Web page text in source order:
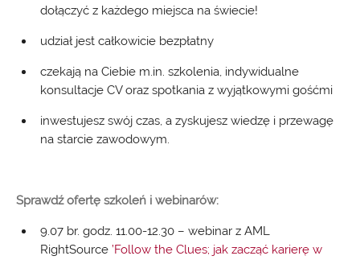
dołączyć z każdego miejsca na świecie!
udział jest całkowicie bezpłatny
czekają na Ciebie m.in. szkolenia, indywidualne
konsultacje CV oraz spotkania z wyjątkowymi gośćmi
inwestujesz swój czas, a zyskujesz wiedzę i przewagę
na starcie zawodowym.
Sprawdź ofertę szkoleń i webinarów:
9.07 br. godz. 11.00-12.30 – webinar z AML
RightSource ’Follow the Clues; jak zacząć karierę w